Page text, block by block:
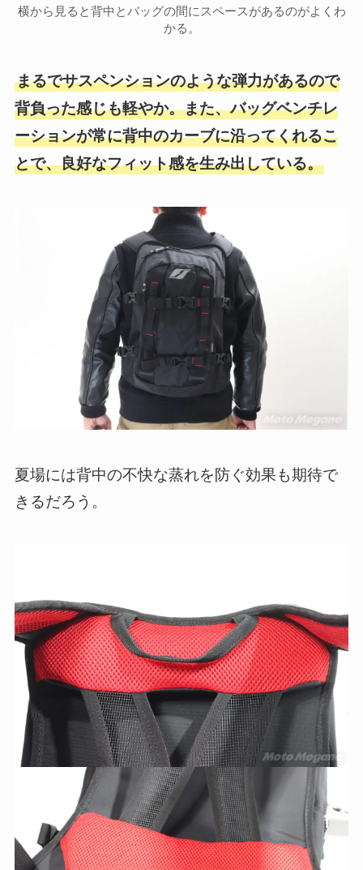
横から見ると背中とバッグの間にスペースがあるのがよくわ
かる。
まるでサスペンションのような弾力があるので
背負った感じも軽やか。また、バッグベンチレ
ーションが常に背中のカーブに沿ってくれるこ
とで、良好なフィット感を生み出している。
夏場には背中の不快な蒸れを防ぐ効果も期待で
きるだろう。